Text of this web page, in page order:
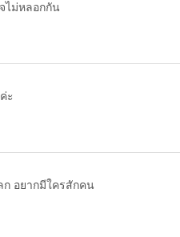
ไม่หลอกกัน
ะ
ก อยากมีใครสักคน